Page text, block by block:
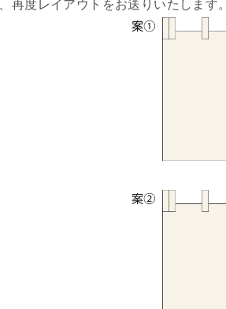
再度レイアウトをお送りいたします。